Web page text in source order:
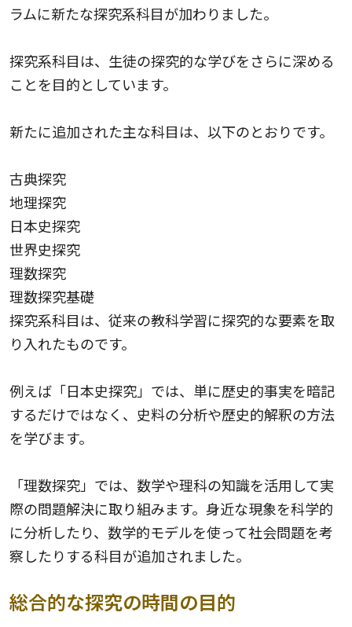
ラムに新たな探究系科目が加わりました。
探究系科目は、生徒の探究的な学びをさらに深める
ことを目的としています。
新たに追加された主な科目は、以下のとおりです。
古典探究
地理探究
日本史探究
世界史探究
理数探究
理数探究基礎
探究系科目は、従来の教科学習に探究的な要素を取
り入れたものです。
例えば「日本史探究」では、単に歴史的事実を暗記
するだけではなく、史料の分析や歴史的解釈の方法
を学びます。
「理数探究」では、数学や理科の知識を活用して実
際の問題解決に取り組みます。身近な現象を科学的
に分析したり、数学的モデルを使って社会問題を考
察したりする科目が追加されました。
総合的な探究の時間の目的